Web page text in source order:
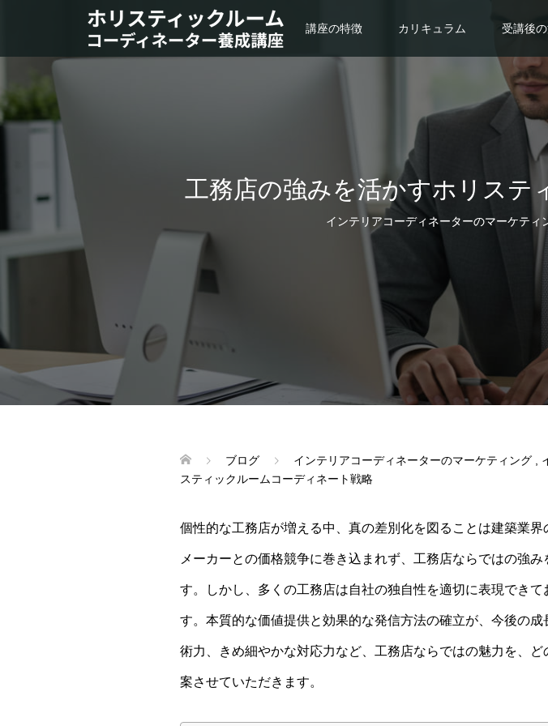
講座の特徴 カリキュラム 受講後
工務店の強みを活かすホリステ
インテリアコーディネーターのマーケティ
ブログ インテリアコーディネーターのマーケティング
スティックルームコーディネート戦略
個性的な工務店が増える中、真の差別化を図ることは建築業
メーカーとの価格競争に巻き込まれず、工務店ならではの強
す。しかし、多くの工務店は自社の独自性を適切に表現でき
す。本質的な価値提供と効果的な発信方法の確立が、今後の
術力、きめ細やかな対応力など、工務店ならではの魅力を、
案させていただきます。